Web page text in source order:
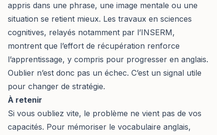
appris dans une phrase, une image mentale ou une
situation se retient mieux. Les travaux en sciences
cognitives, relayés notamment par l’INSERM,
montrent que l’effort de récupération renforce
l’apprentissage, y compris pour progresser en anglais.
Oublier n’est donc pas un échec. C’est un signal utile
pour changer de stratégie.
À retenir
Si vous oubliez vite, le problème ne vient pas de vos
capacités. Pour mémoriser le vocabulaire anglais,